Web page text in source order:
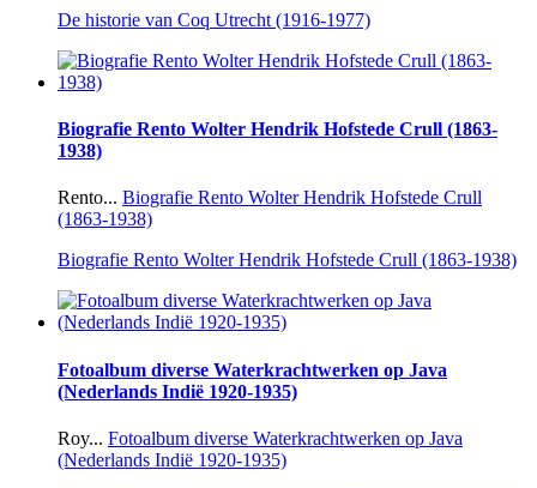
De historie van Coq Utrecht (1916-1977)
Biografie Rento Wolter Hendrik Hofstede Crull (1863-
1938)
Rento... Biografie Rento Wolter Hendrik Hofstede Crull
(1863-1938)
Biografie Rento Wolter Hendrik Hofstede Crull (1863-1938)
Fotoalbum diverse Waterkrachtwerken op Java
(Nederlands Indië 1920-1935)
Roy... Fotoalbum diverse Waterkrachtwerken op Java
(Nederlands Indië 1920-1935)